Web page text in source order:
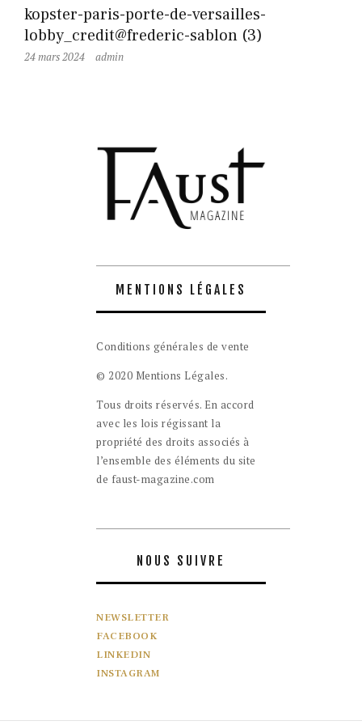
kopster-paris-porte-de-versailles-
lobby_credit@frederic-sablon (3)
24 mars 2024 admin
MENTIONS LÉGALES
Conditions générales de vente
© 2020 Mentions Légales.
Tous droits réservés. En accord
avec les lois régissant la
propriété des droits associés à
l’ensemble des éléments du site
de faust-magazine.com
NOUS SUIVRE
NEWSLETTER
FACEBOOK
LINKEDIN
INSTAGRAM